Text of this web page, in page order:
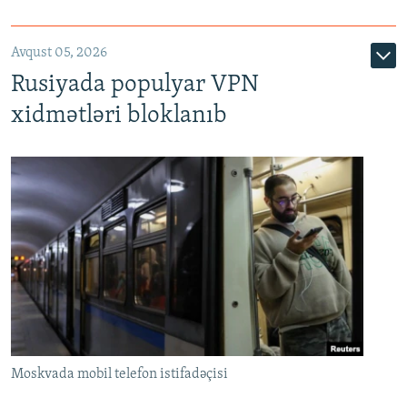
Avqust 05, 2026
Rusiyada populyar VPN
xidmətləri bloklanıb
Moskvada mobil telefon istifadəçisi